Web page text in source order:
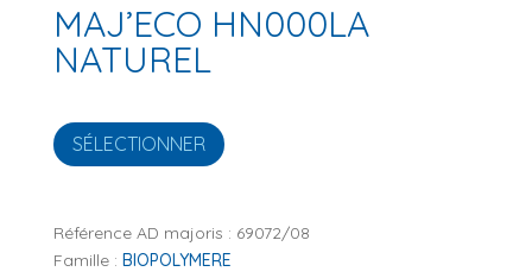
MAJ’ECO HN000LA
NATUREL
SÉLECTIONNER
Référence AD majoris : 69072/08
Famille : BIOPOLYMERE